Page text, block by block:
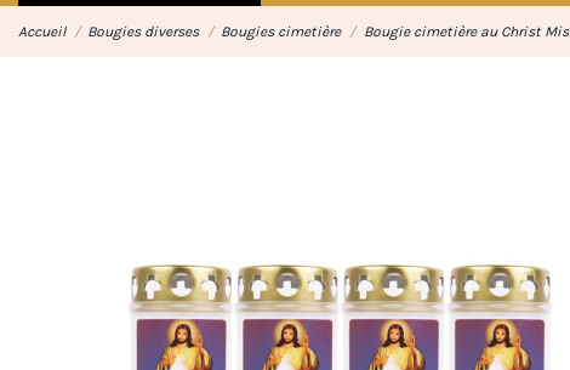
Accueil Bougies diverses Bougies cimetière Bougie cimetière au Christ